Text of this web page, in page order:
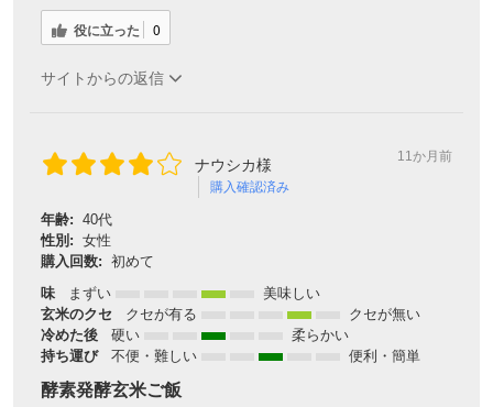
役に立った 0
サイトからの返信
ナウシカ様
購入確認済み
11か月前
年齢: 40代
性別: 女性
購入回数: 初めて
味
まずい
美味しい
玄米のクセ
クセが有る
クセが無い
冷めた後
硬い
柔らかい
持ち運び
不便・難しい 便利・簡単
酵素発酵玄米ご飯